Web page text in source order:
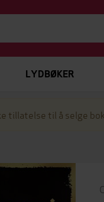
LYDBØKER
tillatelse til å selge